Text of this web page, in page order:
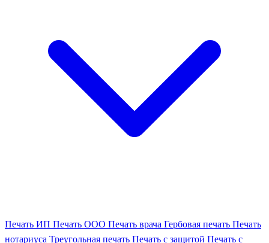
Печать ИП Печать ООО Печать врача Гербовая печать Печать
нотариуса Треугольная печать Печать с защитой Печать с